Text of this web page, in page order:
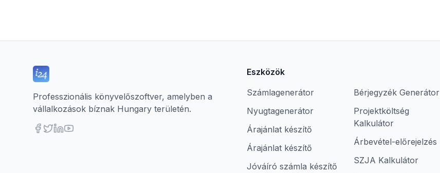
Professzionális könyvelőszoftver, amelyben a
vállalkozások bíznak Hungary területén.
Eszközök
Számlagenerátor
Nyugtagenerátor
Árajánlat készítő
Árajánlat készítő
Jóváíró számla készítő
Bérjegyzék Generátor
Projektköltség
Kalkulátor
Árbevétel-előrejelzés
SZJA Kalkulátor